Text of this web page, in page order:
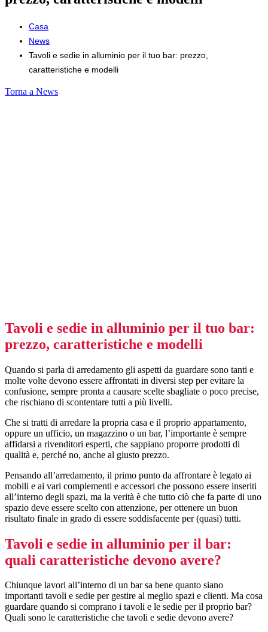
Casa
News
Tavoli e sedie in alluminio per il tuo bar: prezzo,
caratteristiche e modelli
Torna a News
Tavoli e sedie in alluminio per il tuo bar:
prezzo, caratteristiche e modelli
Quando si parla di arredamento gli aspetti da guardare sono tanti e
molte volte devono essere affrontati in diversi step per evitare la
confusione, sempre pronta a causare scelte sbagliate o poco precise,
che rischiano di scontentare tutti a più livelli.
Che si tratti di arredare la propria casa e il proprio appartamento,
oppure un ufficio, un magazzino o un bar, l’importante è sempre
affidarsi a rivenditori esperti, che sappiano proporre prodotti di
qualità e, perché no, anche al giusto prezzo.
Pensando all’arredamento, il primo punto da affrontare è legato ai
mobili e ai vari complementi e accessori che possono essere inseriti
all’interno degli spazi, ma la verità è che tutto ciò che fa parte di uno
spazio deve essere scelto con attenzione, per ottenere un buon
risultato finale in grado di essere soddisfacente per (quasi) tutti.
Tavoli e sedie in alluminio per il bar:
quali caratteristiche devono avere?
Chiunque lavori all’interno di un bar sa bene quanto siano
importanti tavoli e sedie per gestire al meglio spazi e clienti. Ma cosa
guardare quando si comprano i tavoli e le sedie per il proprio bar?
Quali sono le caratteristiche che tavoli e sedie devono avere?